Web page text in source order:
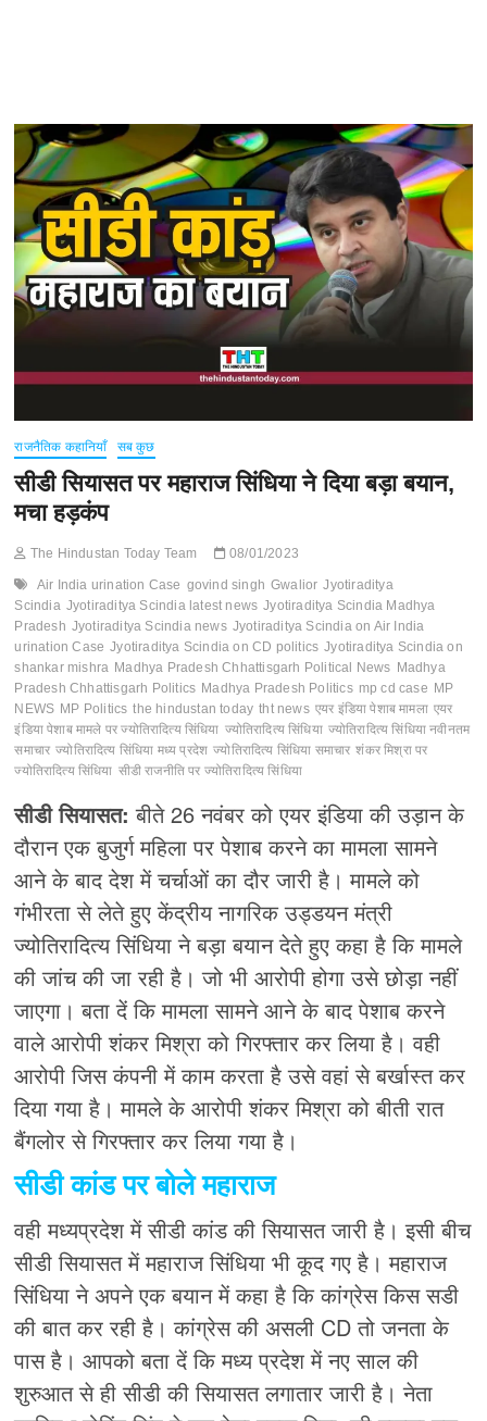
राजनैतिक कहानियाँ सब कुछ
सीडी सियासत पर महाराज सिंधिया ने दिया बड़ा बयान,
मचा हड़कंप
The Hindustan Today Team 08/01/2023
Air India urination Case govind singh Gwalior Jyotiraditya
Scindia Jyotiraditya Scindia latest news Jyotiraditya Scindia Madhya
Pradesh Jyotiraditya Scindia news Jyotiraditya Scindia on Air India
urination Case Jyotiraditya Scindia on CD politics Jyotiraditya Scindia on
shankar mishra Madhya Pradesh Chhattisgarh Political News Madhya
Pradesh Chhattisgarh Politics Madhya Pradesh Politics mp cd case MP
NEWS MP Politics the hindustan today tht news एयर इंडिया पेशाब मामला एयर
इंडिया पेशाब मामले पर ज्योतिरादित्य सिंधिया ज्योतिरादित्य सिंधिया ज्योतिरादित्य सिंधिया नवीनतम
समाचार ज्योतिरादित्य सिंधिया मध्य प्रदेश ज्योतिरादित्य सिंधिया समाचार शंकर मिश्रा पर
ज्योतिरादित्य सिंधिया सीडी राजनीति पर ज्योतिरादित्य सिंधिया
सीडी सियासत:बीते 26 नवंबर को एयर इंडिया की उड़ान के
दौरान एक बुजुर्ग महिला पर पेशाब करने का मामला सामने
आने के बाद देश में चर्चाओं का दौर जारी है। मामले को
गंभीरता से लेते हुए केंद्रीय नागरिक उड्डयन मंत्री
ज्योतिरादित्य सिंधिया ने बड़ा बयान देते हुए कहा है कि मामले
की जांच की जा रही है। जो भी आरोपी होगा उसे छोड़ा नहीं
जाएगा। बता दें कि मामला सामने आने के बाद पेशाब करने
वाले आरोपी शंकर मिश्रा को गिरफ्तार कर लिया है। वही
आरोपी जिस कंपनी में काम करता है उसे वहां से बर्खास्त कर
दिया गया है। मामले के आरोपी शंकर मिश्रा को बीती रात
बैंगलोर से गिरफ्तार कर लिया गया है।
सीडी कांड पर बोले महाराज
वही मध्यप्रदेश में सीडी कांड की सियासत जारी है। इसी बीच
सीडी सियासत में महाराज सिंधिया भी कूद गए है। महाराज
सिंधिया ने अपने एक बयान में कहा है कि कांग्रेस किस सडी
की बात कर रही है। कांग्रेस की असली CD तो जनता के
पास है। आपको बता दें कि मध्य प्रदेश में नए साल की
शुरुआत से ही सीडी की सियासत लगातार जारी है। नेता